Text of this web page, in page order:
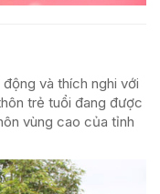
và thích nghi với
trẻ tuổi đang được
vùng cao của tỉnh